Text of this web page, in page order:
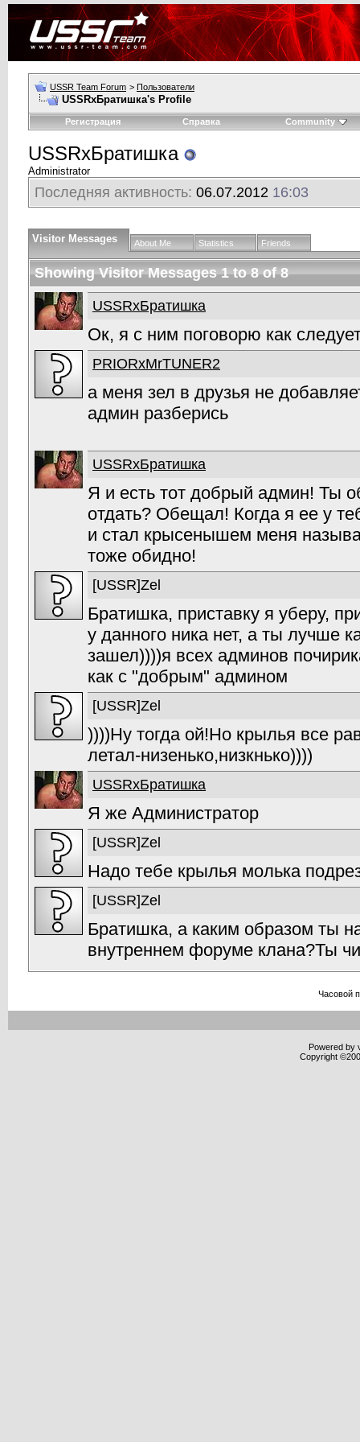
USSR Team Forum > Пользователи
USSRxБратишка's Profile
Регистрация Справка Community
USSRxБратишка
Аdministrаtor
Последняя активность: 06.07.2012 16:03
Visitor Messages About Me Statistics Friends
Showing Visitor Messages 1 to8of8
USSRxБратишка
Ок, я с ним поговорю как
PRIORxMrTUNER2
а меня зел в друзья не
админ разберись
USSRxБратишка
Я и есть тот добрый админ! Ты
отдать? Обещал! Когда я ее у
и стал крысенышем меня
тоже обидно!
[USSR]Zel
Братишка, приставку я уберу,
у данного ника нет, а ты лучше
зашел))))я всех админов
как с "добрым" админом
[USSR]Zel
))))Ну тогда ой!Но крылья все
летал-низенько,низкнько))))
USSRxБратишка
Я же Администратор
[USSR]Zel
Надо тебе крылья молька
[USSR]Zel
Братишка, а каким образом ты
внутреннем форуме клана?Ты
Часовой
Powered by
Copyright